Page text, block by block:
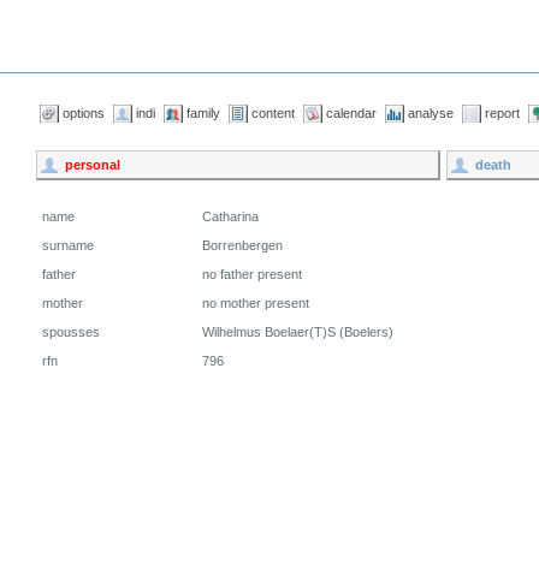
options indi family content calendar analyse report
personal death
name
Catharina
surname
Borrenbergen
father
no father present
mother
no mother present
spousses
Wilhelmus Boelaer(T)S (Boelers)
rfn
796